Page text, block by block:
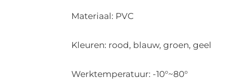
Materiaal: PVC
Kleuren: rood, blauw, groen, geel
Werktemperatuur: -10°~80°